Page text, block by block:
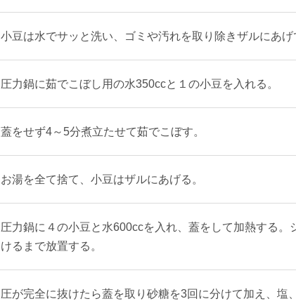
小豆は水でサッと洗い、ゴミや汚れを取り除きザルにあ
圧力鍋に茹でこぼし用の水350ccと１の小豆を入れる。
蓋をせず4～5分煮立たせて茹でこぼす。
お湯を全て捨て、小豆はザルにあげる。
圧力鍋に４の小豆と水600ccを入れ、蓋をして加熱する
けるまで放置する。
圧が完全に抜けたら蓋を取り砂糖を3回に分けて加え、塩